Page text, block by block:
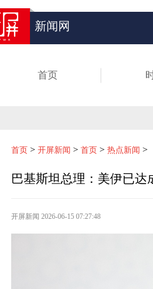
新闻网
首页
首页 > 开屏新闻 > 首页 > 热点新闻 >
巴基斯坦总理：美伊已达
开屏新闻 2026-06-15 07:27:48